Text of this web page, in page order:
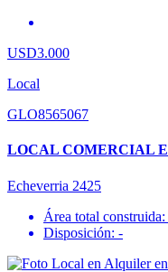
USD3.000
Local
GLO8565067
LOCAL COMERCIAL
Echeverria 2425
Área total construida:
Disposición: -